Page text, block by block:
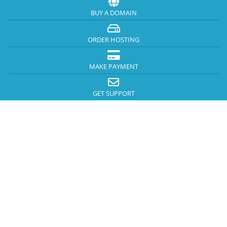
BUY A DOMAIN
ORDER HOSTING
MAKE PAYMENT
GET SUPPORT